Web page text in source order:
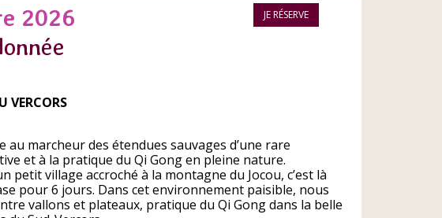
2026 JE RÉSERVE
VERCORS
marcheur des étendues sauvages d’une rare
et à la pratique du Qi Gong en pleine nature.
petit village accroché à la montagne du Jocou, c’est là
pour 6 jours. Dans cet environnement paisible, nous
vallons et plateaux, pratique du Qi Gong dans la belle